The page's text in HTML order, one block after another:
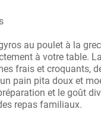
au poulet à la
à votre table.
frais et croquants,
pain pita doux et
et le goût
repas familiaux.